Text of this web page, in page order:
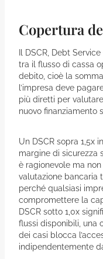
Copertura
Il DSCR, Debt
tra il flusso di cassa
debito, cioè la
l’impresa deve
più diretti per
nuovo finanziamento
Un DSCR sopra 1,5x
margine di sicurezza
è ragionevole ma
valutazione bancaria
perché qualsiasi
compromettere la
DSCR sotto 1,0x
flussi disponibili, una
dei casi blocca
indipendentemente